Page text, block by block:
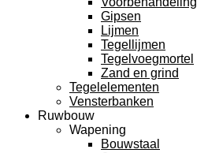
Gipsen
Lijmen
Tegellijmen
Tegelvoegmortel
Zand en grind
Tegelelementen
Vensterbanken
Ruwbouw
Wapening
Bouwstaal